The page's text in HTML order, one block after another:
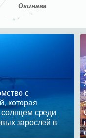
Окинава
с
которая
среди
зарослей в